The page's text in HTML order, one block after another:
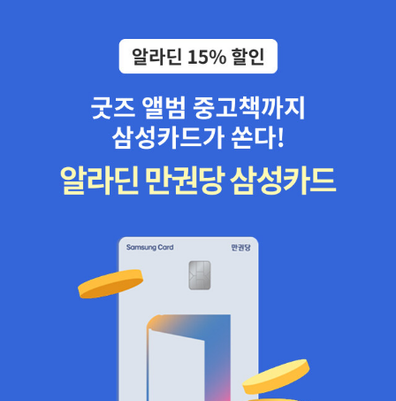
불과했던 일은 근대 경제에서 좀 더 개인적인 만족에 기여한다. 적극
적인 참여, 지적 만족과 이따금씩 생기는 발견의 기쁨과 보상 같은 것
들이 그것이다. 이전에는 없던 이런 경험이 일하는 사람들의 태도를
변화시켰고, 혁신 의지를 고양시켰다. 펠프스는 이러한 경험 그 자체
는 아니지만, 그 정신을 그린 다양한 문학과 예술 작품들을 거론한다.
이를 통해 근대 경제가 출현한 시기에 형성된 근대적 가치관의 존재
를 분명히 보여 준다. 대안인가 환상인가? 사회주의와 코포라티즘 근
존재했다. 근대 경제에서는 누구나 자신의 아이디어를 바탕으로 경제
에 참여해서 보상을 받는 것이 가능해졌다. 도전과 모험은 기본적으
로 불확실한 것이므로, 누군가 막대한 보상을 얻는 동안 누군가는 모
원이 오랜 시간 속에 가려져 있었기 때문에 받아들일 수 있었다. 하지
만 기대하지 않았던 곳에서 <새로운 부>가 싹트는 현상은 그리 쉽게
받아들일 수 없었다. 근대 경제는 때때로 극심한 불황을 겪었는데, 이
얘기를 하지 않더라도 가까이에. 한국전쟁 직후, 분단 상황에서. - 지
금도 외국인들에게 우리나라는 언제 전쟁이 일어날지 모르는 위험국
다. - 이 땅으로 선교를 위해 파견된 신부님은 척박한 땅에서 먹고 살
기 힘들어 고향을 등지고 외지로 일을 떠나고 공장에서 일을 하다 목
는 그들이 사람답게 살아갈 수 있는 삶의 환경을 만들어주는 것이 그
리스도를 믿지 않으면 구원받지 못할 것이다, 라는 말씀을 두려워 할
것이 아니라 그리스도의 사랑과 자비를 실천하지 못하며 살아가는 자
신의 구원에 대해 걱정을 해야 하는 것이 맞지 않을까.아, 이야기가 이
가 그래도 끊임없이 나오는 것이 다행인걸까, 싶었는데. 3월 11일을
전후로 그에 대한 이야기들이 나오는 것이었어. 그리고 얼마 전 나쁜
나라를 보고난 후, 세월호 사건을 잊지 말아달라는 그 당연한 한마디